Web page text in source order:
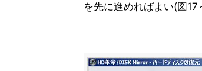
を先に進めればよい(図17